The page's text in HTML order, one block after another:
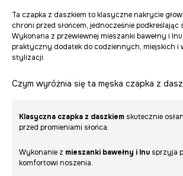
Ta czapka z daszkiem to klasyczne nakrycie
chroni przed słońcem, jednocześnie
Wykonana z przewiewnej mieszanki bawełny i
praktyczny dodatek do codziennych, miejskich i
stylizacji.
Czym wyróżnia się ta męska czapka z
Klasyczna czapka z daszkiem skutecznie
przed promieniami słońca.
Wykonanie z mieszanki bawełny i lnu sprzyja
komfortowi noszenia.